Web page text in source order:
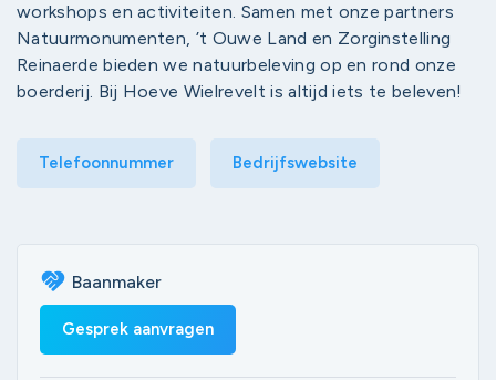
workshops en activiteiten. Samen met onze partners
Natuurmonumenten, ’t Ouwe Land en Zorginstelling
Reinaerde bieden we natuurbeleving op en rond onze
boerderij. Bij Hoeve Wielrevelt is altijd iets te beleven!
Telefoonnummer Bedrijfswebsite
Baanmaker
Gesprek aanvragen